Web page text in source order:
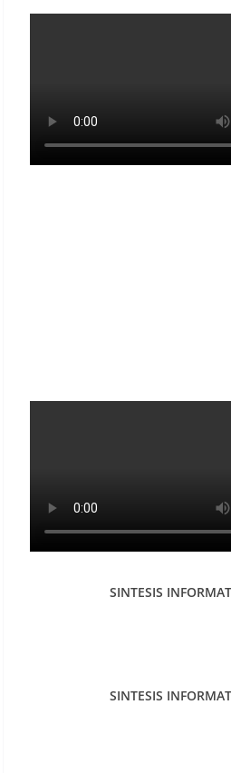
SINTESIS
SINTESIS